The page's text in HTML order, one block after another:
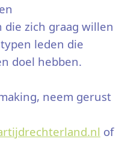
die zich graag willen
leden die
doel hebben.
neem gerust
of